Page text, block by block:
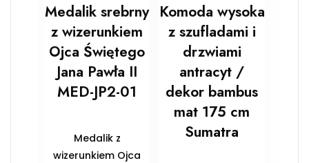
Medalik srebrny
z wizerunkiem
Ojca Świętego
Jana Pawła II
MED-JP2-01
Medalik z
wizerunkiem Ojca
Komoda wysoka
z szufladami i
drzwiami
antracyt /
dekor bambus
mat 175 cm
Sumatra